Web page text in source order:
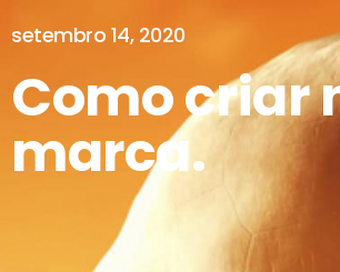
setembro 14, 2020
Como criar
marca.